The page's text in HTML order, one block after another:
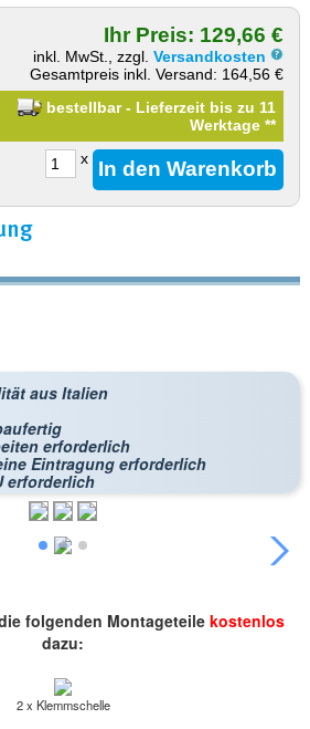
Ihr Preis: 129,66 €
inkl. MwSt., zzgl.Versandkosten
Gesamtpreis inkl. Versand: 164,56 €
bestellbar - Lieferzeit bis zu 11
Werktage**
x
aus Italien
erforderlich
Eintragung erforderlich
erforderlich
folgenden Montageteile kostenlos
dazu:
2 x Klemmschelle